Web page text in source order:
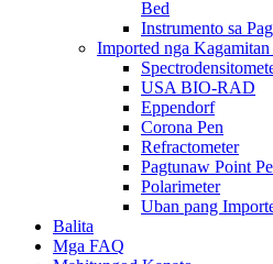
Bed
Instrumento sa
Imported nga Kagamitan
USA BIO-RAD
Eppendorf
Corona Pen
Refractometer
Pagtunaw Point
Polarimeter
Uban pang
Balita
Mga FAQ